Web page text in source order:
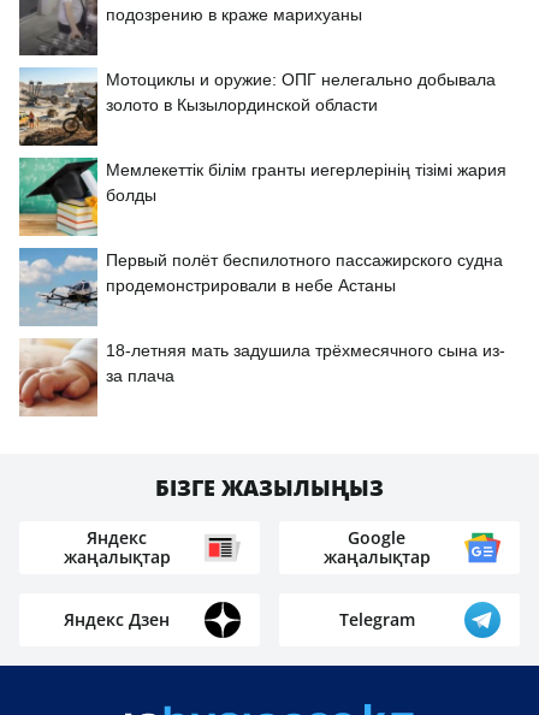
подозрению в краже марихуаны
Мотоциклы и оружие: ОПГ нелегально добывала
золото в Кызылординской области
Мемлекеттік білім гранты иегерлерінің тізімі жария
болды
Первый полёт беспилотного пассажирского судна
продемонстрировали в небе Астаны
18-летняя мать задушила трёхмесячного сына из-
за плача
БІЗГЕ ЖАЗЫЛЫҢЫЗ
Яндекс
жаңалықтар
Google
жаңалықтар
Яндекс Дзен Telegram